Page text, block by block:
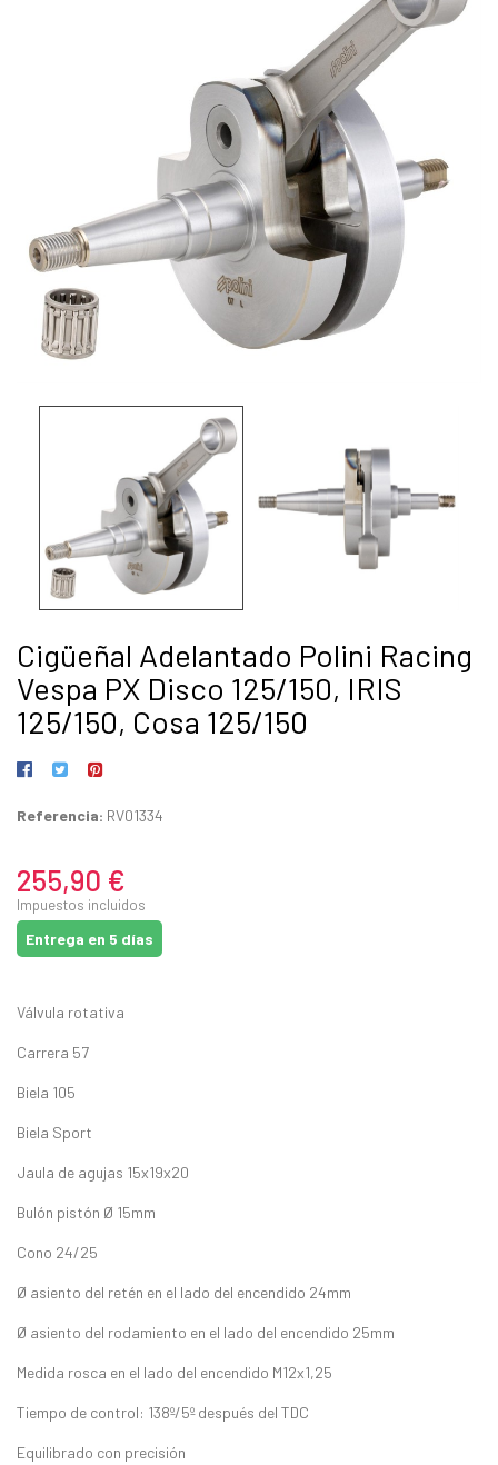
Cigüeñal Adelantado Polini Racing
Vespa PX Disco 125/150, IRIS
125/150, Cosa 125/150
Referencia: RV01334
255,90 €
Impuestos incluidos
Entrega en 5 días
Válvula rotativa
Carrera 57
Biela 105
Biela Sport
Jaula de agujas 15x19x20
Bulón pistón Ø 15mm
Cono 24/25
Ø asiento del retén en el lado del encendido 24mm
Ø asiento del rodamiento en el lado del encendido 25mm
Medida rosca en el lado del encendido M12x1,25
Tiempo de control: 138º/5º después del TDC
Equilibrado con precisión